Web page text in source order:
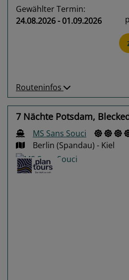
Gewählter Termin:
24.08.2026 - 01.09.2026
Routeninfos
7 Nächte Potsdam,
MS Sans Souci
Berlin (Spandau) - Kiel